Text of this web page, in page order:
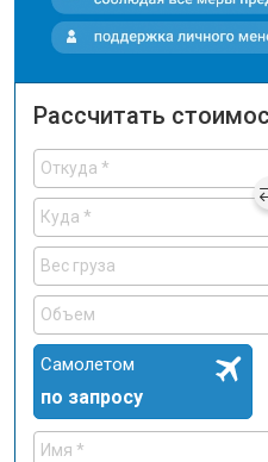
Рассчитать
Самолетом
по запросу